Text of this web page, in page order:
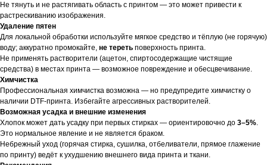
Не тянуть и не растягивать область с принтом — это может привести к
растрескиванию изображения.
Удаление пятен
Для локальной обработки используйте мягкое средство и тёплую (не горячую)
воду; аккуратно промокайте, не тереть поверхность принта.
Не применять растворители (ацетон, спиртосодержащие чистящие
средства) в местах принта — возможное повреждение и обесцвечивание.
Химчистка
Профессиональная химчистка возможна — но предупредите химчистку о
наличии DTF-принта. Избегайте агрессивных растворителей.
Возможная усадка и внешние изменения
Хлопок может дать усадку при первых стирках — ориентировочно до 3–5%.
Это нормальное явление и не является браком.
Небрежный уход (горячая стирка, сушилка, отбеливатели, прямое глажение
по принту) ведёт к ухудшению внешнего вида принта и ткани.